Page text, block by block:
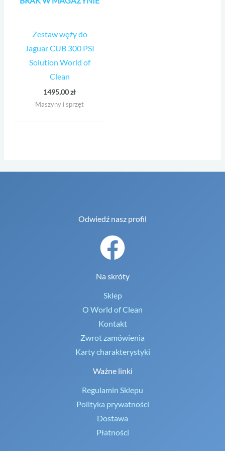
Zestaw węży do
Jaguar CUB 300 PSI
Solution World of
Clean
1495,00zł
Maszyny i sprzęt
Odwiedź nasz profil
Na skróty
Sklep
O World of Clean
Kontakt
Zwrot zamówienia
Karty charakterystyki
Ważne linki
Regulamin Sklepu
Polityka prywatności
Dostawa
Płatności